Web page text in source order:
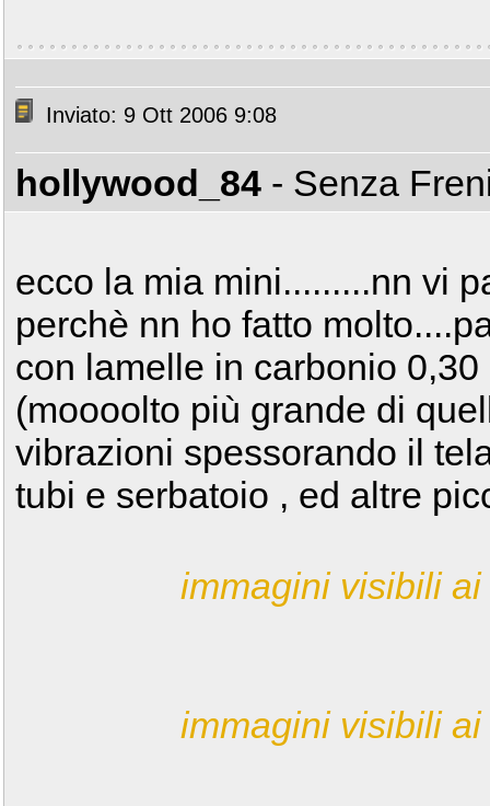
Inviato: 9 Ott 2006 9:08
hollywood_84 - Senza
ecco la mia mini.........nn vi
perchè nn ho fatto
con lamelle in carbonio
(moooolto più grande di
vibrazioni spessorando il
tubi e serbatoio , ed altre
immagini visibili
immagini visibili